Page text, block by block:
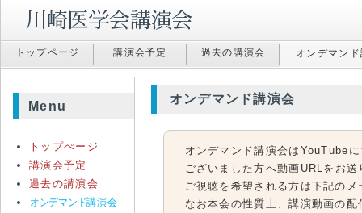
トップページ 講演会予定 過去の講演会 オンデマンド
Menu
トップぺージ
講演会予定
過去の講演会
オンデマンド講演会
オンデマンド講演会
オンデマンド講演会はYouTube
ございました方へ動画URLをお
ご視聴を希望される方は下記の
なお本会の性質上、講演動画の